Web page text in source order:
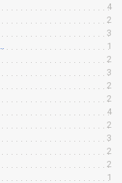
4
2
3
1
2
3
2
2
4
2
3
2
2
1